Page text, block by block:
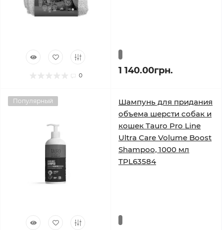
0 1 140.00грн.
Популярный
Шампунь для придания
объема шерсти собак и
кошек Tauro Pro Line
Ultra Care Volume Boost
Shampoo, 1000 мл
TPL63584